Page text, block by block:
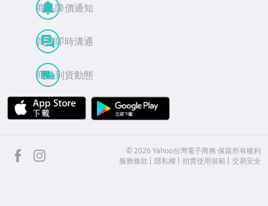
商品降價通知
買賣即時溝通
商品到貨動態
APP Store
facebook ©2026 Yahoo台灣電子商務 保留所有權利
服務條款
隱私權 拍賣使用規範 交易安全